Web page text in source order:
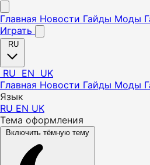
Главная Новости Гайды Моды
Играть
RU
RU EN UK
Главная Новости Гайды Моды
Язык
RU EN UK
Тема оформления
Включить тёмную тему